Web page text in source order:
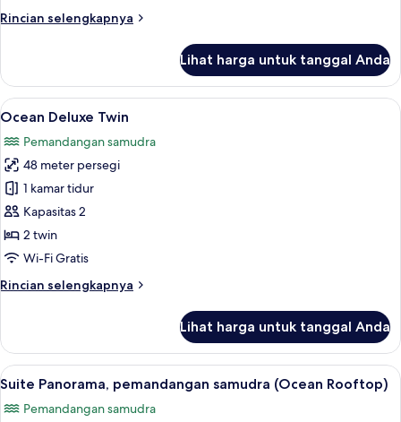
Rincian selengkapnya
Rincian
Suite
Panorama,
pemandangan
Lihat harga untuk tanggal Anda
Lihat
semua
foto
untuk
Ocean
Deluxe
Twin
Ocean Deluxe Twin | Seprai katun
6
Ocean Deluxe Twin
Pemandangan samudra
48 meter persegi
1 kamar tidur
Kapasitas 2
2 twin
Wi-Fi Gratis
Rincian selengkapnya
Rincian
Ocean
Deluxe
Twin
Lihat harga untuk tanggal Anda
Lihat
semua
foto
Suite Panorama, pemandangan
6
Suite Panorama, pemandangan samudra (Ocean Rooftop)
Pemandangan samudra